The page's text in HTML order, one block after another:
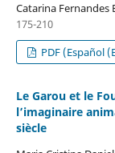
Catarina Fernandes
175-210
PDF (Español
Le Garou et le
l’imaginaire
siècle